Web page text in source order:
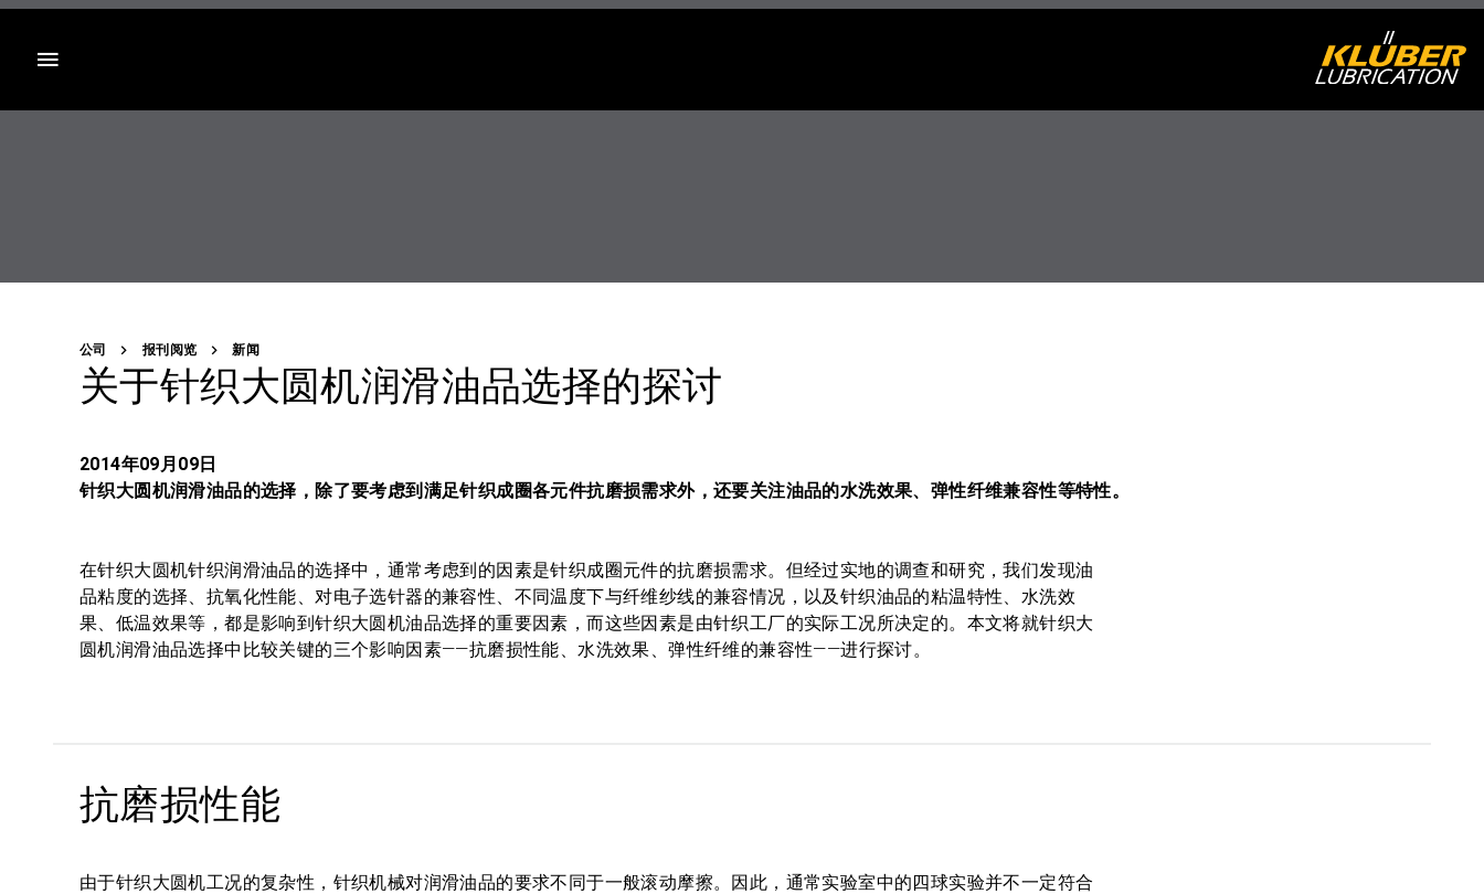
公司 报刊阅览 新闻
关于针织大圆机润滑油品选择的探讨
2014年09月09日
针织大圆机润滑油品的选择，除了要考虑到满足针织成圈各元件抗磨损需求外，还要关注油品的水洗效果、弹性纤维兼容性等特性。
在针织大圆机针织润滑油品的选择中，通常考虑到的因素是针织成圈元件的抗磨损需求。但经过实地的调查和研究，我们发现油
品粘度的选择、抗氧化性能、对电子选针器的兼容性、不同温度下与纤维纱线的兼容情况，以及针织油品的粘温特性、水洗效
果、低温效果等，都是影响到针织大圆机油品选择的重要因素，而这些因素是由针织工厂的实际工况所决定的。本文将就针织大
圆机润滑油品选择中比较关键的三个影响因素——抗磨损性能、水洗效果、弹性纤维的兼容性——进行探讨。
抗磨损性能
由于针织大圆机工况的复杂性，针织机械对润滑油品的要求不同于一般滚动摩擦。因此，通常实验室中的四球实验并不一定符合